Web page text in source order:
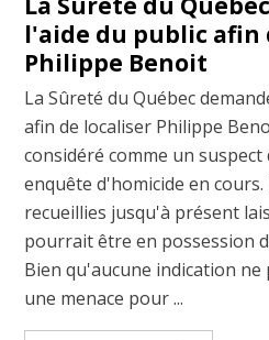
l'aide du public afin
Philippe Benoit
La Sûreté du Québec
afin de localiser Philippe
considéré comme un suspect
enquête d'homicide en
recueillies jusqu'à présent
pourrait être en possession
Bien qu'aucune indication
une menace pour ...